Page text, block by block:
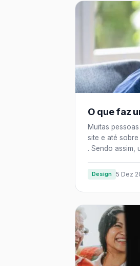
O que faz
Muitas
site e até
. Sendo assim,
Design 5 Dez